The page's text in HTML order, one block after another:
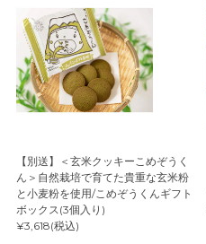
【別送】＜玄米クッキーこめぞうく
ん＞自然栽培で育てた貴重な玄米粉
と小麦粉を使用/こめぞうくんギフト
ボックス(3個入り)
¥3,618(税込)